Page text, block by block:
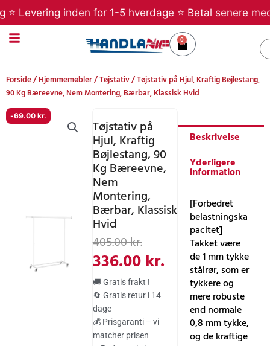
til
indholdet
inden for 1-5 hverdage ⭐ Betal senere med
0
Kurv
Forside/Hjemmemøbler/Tøjstativ/ Tøjstativ på Hjul, Kraftig Bøjlestang,
90 Kg Bæreevne, Nem Montering, Bærbar, Klassisk Hvid
-69.00 kr.
Tøjstativ på
Hjul, Kraftig
Bøjlestang, 90
Kg Bæreevne,
Nem
Montering,
Bærbar, Klassisk
Hvid
405.00kr.Den
oprindelige
pris
var:
405.00 kr..
336.00kr.
Den
aktuelle
pris
336.00 kr..
🚚 Gratis frakt !
🔄 Gratis retur i 14
dage
💰 Prisgaranti – vi
matcher prisen
Beskrivelse
Yderligere
information
[Forbedret
belastningska
pacitet]
Takket være
de 1 mm tykke
stålrør, som er
tykkere og
mere robuste
end normale
0,8 mm tykke,
og de kraftige